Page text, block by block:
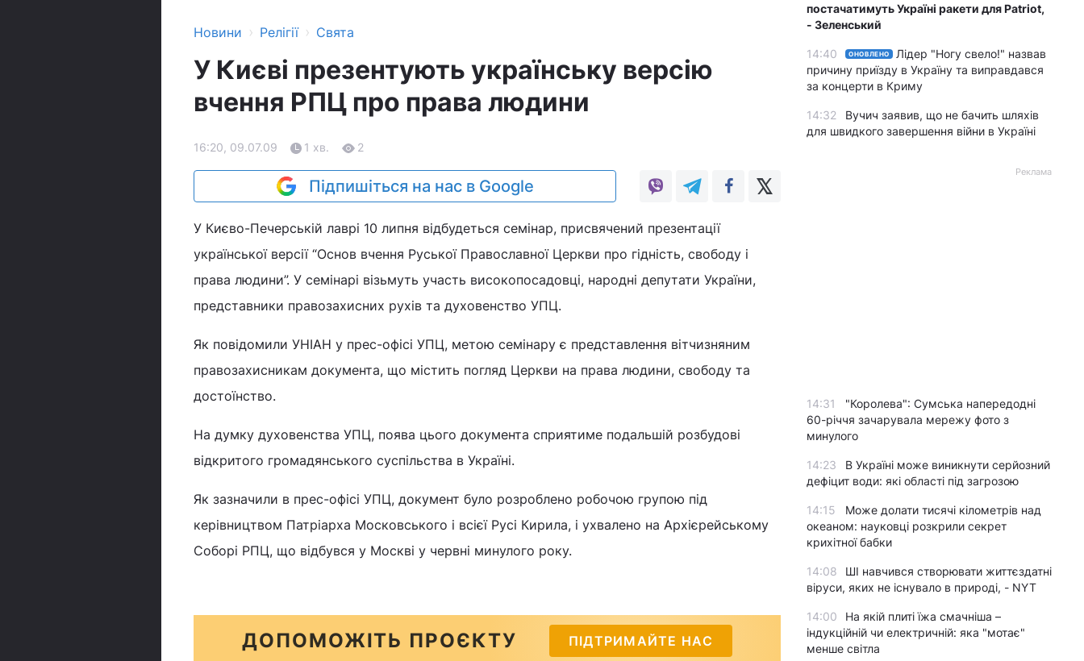
Новини › Релігії › Свята
У Києві презентують українську версію
вчення РПЦ про права людини
16:20, 09.07.09 1 хв. 2
Підпишіться на нас в Google
У Києво-Печерській лаврі 10 липня відбудеться семінар, присвячений презентації
української версії “Основ вчення Руської Православної Церкви про гідність, свободу і
права людини”. У семінарі візьмуть участь високопосадовці, народні депутати України,
представники правозахисних рухів та духовенство УПЦ.
Як повідомили УНІАН у прес-офісі УПЦ, метою семінару є представлення вітчизняним
правозахисникам документа, що містить погляд Церкви на права людини, свободу та
достоїнство.
На думку духовенства УПЦ, поява цього документа сприятиме подальшій розбудові
відкритого громадянського суспільства в Україні.
Як зазначили в прес-офісі УПЦ, документ було розроблено робочою групою під
керівництвом Патріарха Московського і всієї Русі Кирила, і ухвалено на Архієрейському
Соборі РПЦ, що відбувся у Москві у червні минулого року.
ДОПОМОЖІТЬ ПРОЄКТУ ПІДТРИМАЙТЕ НАС
постачатимуть Україні ракети для Patriot,
- Зеленський
14:40 ОНОВЛЕНО
Лідер "Ногу свело!" назвав
причину приїзду в Україну та виправдався
за концерти в Криму
14:32
Вучич заявив, що не бачить шляхів
для швидкого завершення війни в Україні
Реклама
14:31
"Королева": Сумська напередодні
60-річчя зачарувала мережу фото з
минулого
14:23
В Україні може виникнути серйозний
дефіцит води: які області під загрозою
14:15
Може долати тисячі кілометрів над
океаном: науковці розкрили секрет
крихітної бабки
14:08
ШІ навчився створювати життєздатні
віруси, яких не існувало в природі, - NYT
14:00
На якій плиті їжа смачніша –
індукційній чи електричній: яка "мотає"
менше світла